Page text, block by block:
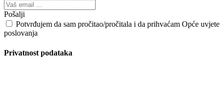
Pošalji
Potvrđujem da sam pročitao/pročitala i da prihvaćam Opće uvjete
poslovanja
Privatnost podataka